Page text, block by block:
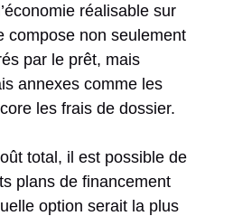
réalisable sur
compose non seulement
par le prêt, mais
annexes comme les
les frais de dossier.
total, il est possible de
plans de financement
option serait la plus